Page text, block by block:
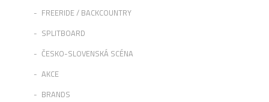
FREERIDE / BACKCOUNTRY
SPLITBOARD
ČESKO-SLOVENSKÁ SCÉNA
AKCE
BRANDS